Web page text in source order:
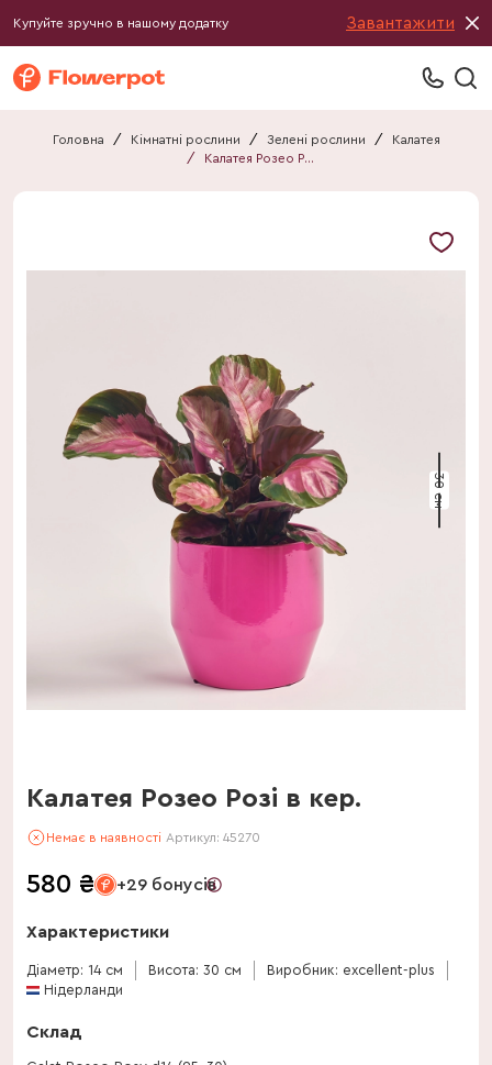
Купуйте зручно в нашому додатку Завантажити
Головна / Кімнатні рослини / Зелені рослини /
Калатея
/
Калатея Розео Розі в кер.
30 см
Калатея Розео Розі в кер.
Немає в наявності Артикул: 45270
580 ₴ +29 бонусів
Характеристики
Діаметр: 14 см Висота: 30 см
Виробник: excellent-plus
Нідерланди
Склад